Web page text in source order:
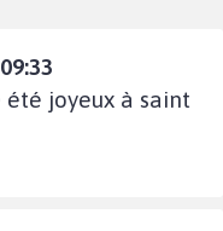
joyeux à saint